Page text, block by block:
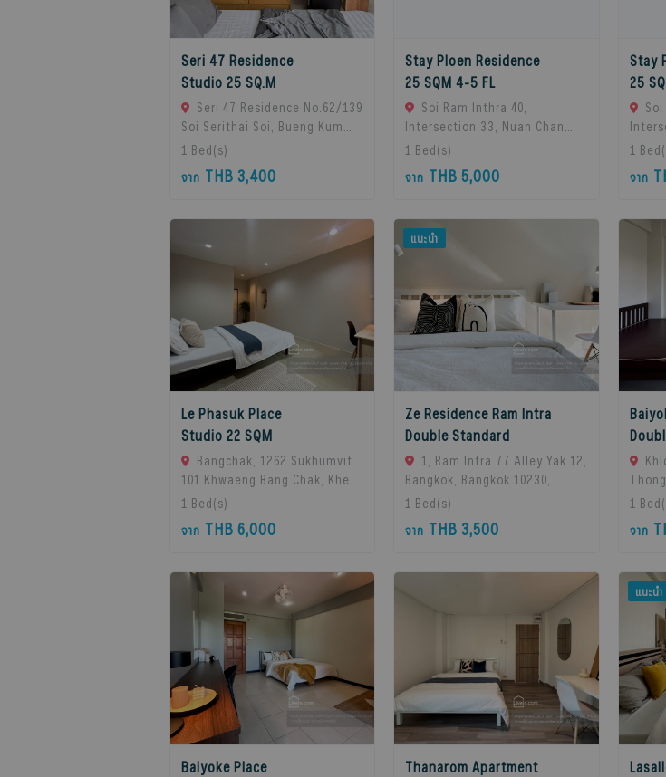
Seri 47 Residence
Studio 25 SQ.M
Seri 47 Residence No.62/139
Soi Serithai Soi, Bueng Kum
Subdistrict, Bueng Kum
10240 Bangkok, Thailand
1 Bed(s)
จาก THB 3,400
Stay Ploen Residence
25 SQM 4-5 FL
Soi Ram Inthra 40,
Intersection 33, Nuan Chan
Subdistrict, Bueng Kum
Thailand., Bangkok, 10230
1 Bed(s)
จาก THB 5,000
Stay
25
1
จาก
Le Phasuk Place
Studio 22 SQM
Bangchak, 1262 Sukhumvit
101 Khwaeng Bang Chak, Khet
Phra Khanong, Bangkok 10260,
Thailand
1 Bed(s)
จาก THB 6,000
แนะนำ
Ze Residence Ram Intra
Double Standard
1, Ram Intra 77 Alley Yak 12,
Bangkok, Bangkok 10230,
Bangkok, 10230 Bangkok,
1 Bed(s)
จาก THB 3,500
1
จาก
Baiyoke Place
Thanarom Apartment
แนะนำ